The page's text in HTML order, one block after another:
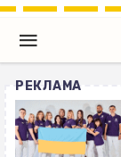
РЕКЛАМА